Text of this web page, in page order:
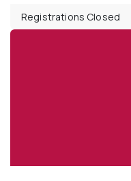
Registrations Closed